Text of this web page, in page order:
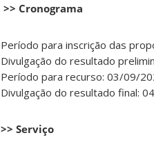
>> Cronograma
Período para inscrição das
Divulgação do resultado
Período para recurso: 03/09/
Divulgação do resultado final:
>> Serviço